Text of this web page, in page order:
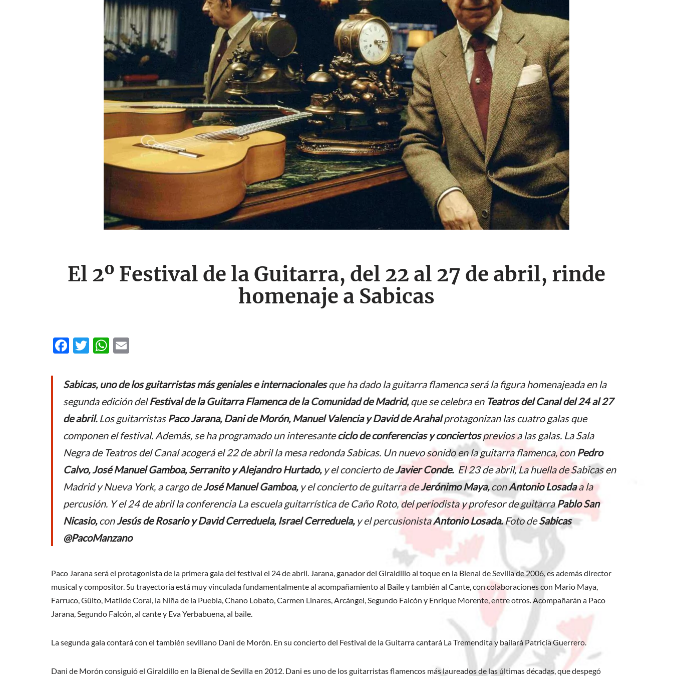
El 2º Festival de la Guitarra, del 22 al 27 de abril, rinde
homenaje a Sabicas
F
e
b
o
o
k
T
itt
er
W
at
s
A
p
p
ail
Sabicas, uno de los guitarristas más geniales e internacionalesque ha dado la guitarra flamenca será la figura homenajeada en la
segunda edición delFestival de la Guitarra Flamenca de la Comunidad de Madrid,que se celebra enTeatros del Canal del 24 al 27
de abril. Los guitarristas Paco Jarana, Dani de Morón, Manuel Valencia y David de Arahalprotagonizan las cuatro galas que
componen el festival. Además, se ha programado un interesanteciclo de conferencias y conciertosprevios a las galas. La Sala
Negra de Teatros del Canal acogerá el 22 de abril la mesa redondaSabicas. Un nuevo sonido en la guitarra flamenca, con Pedro
Calvo, José Manuel Gamboa, Serranito y Alejandro Hurtado,y el concierto deJavier Conde. El 23 de abril,La huella de Sabicas en
Madrid y Nueva York, a cargo deJosé Manuel Gamboa,y el concierto de guitarra deJerónimo Maya,conAntonio Losadaa la
percusión. Y el 24 de abril la conferencia La escuela guitarrística de Caño Roto,del periodista y profesor de guitarra Pablo San
Nicasio,conJesús de Rosario y David Cerreduela, Israel Cerreduela, y el percusionistaAntonio Losada.Foto deSabicas
@PacoManzano
Paco Jarana será el protagonista de la primera gala del festival el 24 de abril. Jarana, ganador del Giraldillo al toque en la Bienal de Sevilla de 2006, es además director
musical y compositor. Su trayectoria está muy vinculada fundamentalmente al acompañamiento al Baile y también al Cante, con colaboraciones con Mario Maya,
Farruco, Güito, Matilde Coral, la Niña de la Puebla, Chano Lobato, Carmen Linares, Arcángel, Segundo Falcón y Enrique Morente, entre otros. Acompañarán a Paco
Jarana, Segundo Falcón, al cante y Eva Yerbabuena, al baile.
La segunda gala contará con el también sevillano Dani de Morón. En su concierto del Festival de la Guitarra cantará La Tremendita y bailará Patricia Guerrero.
Dani de Morón consiguió el Giraldillo en la Bienal de Sevilla en 2012. Dani es uno de los guitarristas flamencos más laureados de las últimas décadas, que despegó